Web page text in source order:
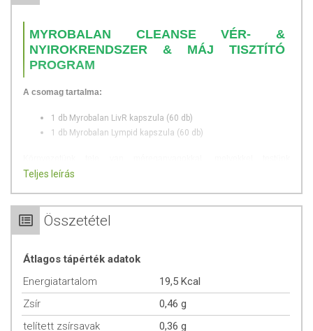
MYROBALAN CLEANSE VÉR- &
NYIROKRENDSZER & MÁJ TISZTÍTÓ
PROGRAM
A csomag tartalma:
1 db Myrobalan LivR kapszula (60 db)
1 db Myrobalan Lympid kapszula (60 db)
méregtelenítő szervei (mint például a máj és a nyirokrendszer) minden
Méregtelenítésre sok esetben már csak akkor gondolunk, amikor
máj tisztító méregtelenítő program' egy teljesen természetes
megoldás, mely
támogatja és serkenti a leterhelt máj működését
megtisztítja a vért és a nyirokrendszert
Teljes leírás
Összetétel
Átlagos tápérték adatok
Energiatartalom
19,5 Kcal
Zsír
0,46 g
telített zsírsavak
0,36 g